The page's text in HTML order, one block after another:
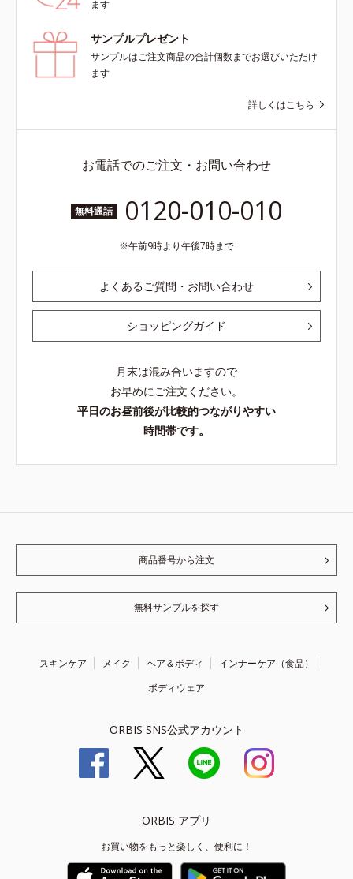
ミ・ソバカスを防ぐ*3 日本化粧品
トに着目し、日本放射線影響学会第
53回大会で2010年10月に初めて発
表したこと*4 うるおいにより透明
スコルビン酸 2-グルコシド、パウダ
ルコ樹皮エキス、油溶性甘草エキス
10月に初めて発表したこと*5 うる
おいによる*6 メラノサイトまで*7
ウダルコ樹皮エキス、油溶性甘草エ
ます
サンプルプレゼント
サンプルはご注文商品の合計個数までお選びいただけ
ます
詳しくはこちら
お電話でのご注文・お問い合わせ
無料通話 0120-010-010
午前9時より午後7時まで
よくあるご質問・お問い合わせ
ショッピングガイド
月末は混み合いますので
お早めにご注文ください。
平日のお昼前後が比較的つながりやすい
時間帯です。
商品番号から注文
無料サンプルを探す
スキンケア メイク ヘア＆ボディ
インナーケア（食品）
ボディウェア
ORBIS SNS公式アカウント
ORBIS アプリ
お買い物をもっと楽しく、便利に！